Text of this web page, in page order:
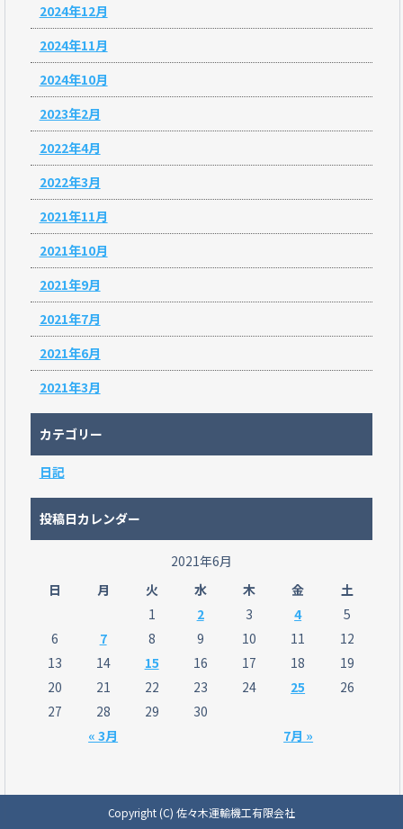
2024年12月
2024年11月
2024年10月
2023年2月
2022年4月
2022年3月
2021年11月
2021年10月
2021年9月
2021年7月
2021年6月
2021年3月
カテゴリー
日記
投稿日カレンダー
2021年6月
日
月 火 水 木 金 土
« 3月 7月 »
1 2 3 4
5
6
7 8 9 10 11
12
13
14 15 16 17 18
19
20
21 22 23 24 25
26
27
28 29 30
Copyright (C) 佐々木運輸機工有限会社